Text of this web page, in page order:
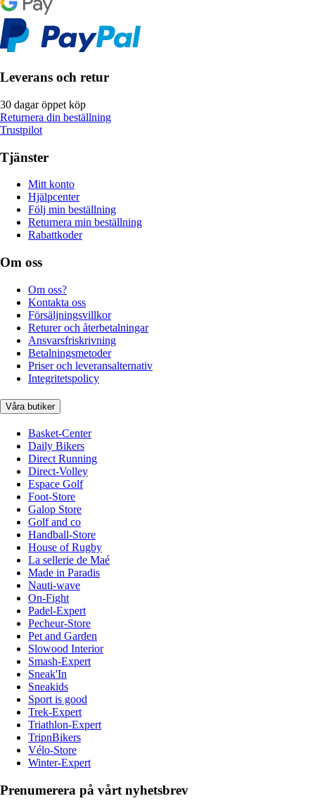
Leverans och retur
30 dagar öppet köp
Returnera din beställning
Trustpilot
Tjänster
Mitt konto
Hjälpcenter
Följ min beställning
Returnera min beställning
Rabattkoder
Om oss
Om oss?
Kontakta oss
Försäljningsvillkor
Returer och återbetalningar
Ansvarsfriskrivning
Betalningsmetoder
Priser och leveransalternativ
Integritetspolicy
Våra butiker
Basket-Center
Daily Bikers
Direct Running
Direct-Volley
Espace Golf
Foot-Store
Galop Store
Golf and co
Handball-Store
House of Rugby
La sellerie de Maé
Made in Paradis
Nauti-wave
On-Fight
Padel-Expert
Pecheur-Store
Pet and Garden
Slowood Interior
Smash-Expert
Sneak'In
Sneakids
Sport is good
Trek-Expert
Triathlon-Expert
TripnBikers
Vélo-Store
Winter-Expert
Prenumerera på vårt nyhetsbrev